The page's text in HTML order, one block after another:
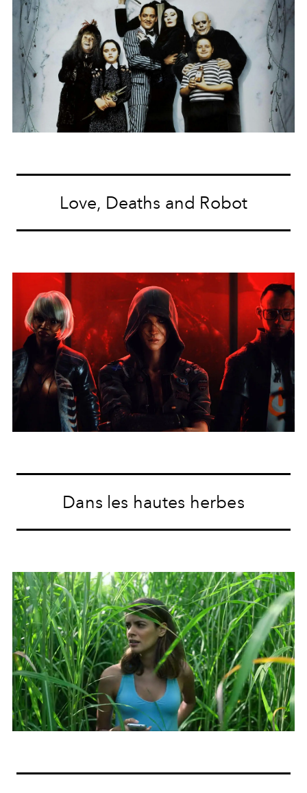
Love, Deaths and Robot
Dans les hautes herbes